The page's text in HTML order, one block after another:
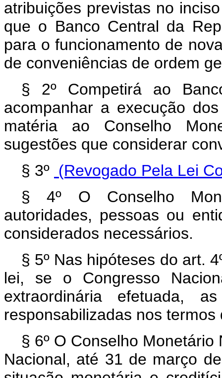
atribuições previstas no
que o Banco Central da
para o funcionamento de
de conveniências de ordem
§ 2º Competirá ao
acompanhar a execução
matéria ao Conselho
sugestões que considerar
§ 3º (Revogado Pela Lei
§ 4º O Conselho
autoridades, pessoas ou
considerados necessários.
§ 5º Nas hipóteses do art.
lei, se o Congresso
extraordinária efetuada,
responsabilizadas nos
§ 6º O Conselho
Nacional, até 31 de março